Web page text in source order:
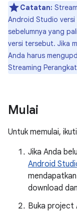
Catatan:
Android Studio
sebelumnya yang
versi tersebut. Jika
Anda harus
Streaming
Mulai
Untuk memulai,
Jika Anda
Android
download
Buka project